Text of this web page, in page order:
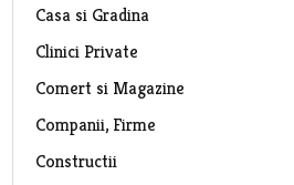
Casa si Gradina
Clinici Private
Comert si Magazine
Companii, Firme
Constructii